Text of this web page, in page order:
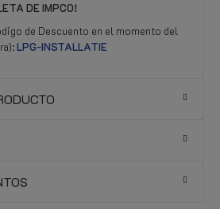
DE IMPCO!
de Descuento en el momento del
LPG-INSTALLATIE